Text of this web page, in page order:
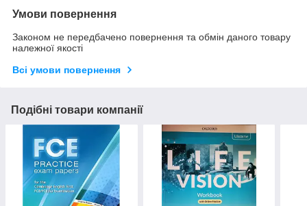
Умови повернення
Законом не передбачено повернення та обмін даного товару
належної якості
Всі умови повернення
Подібні товари компанії